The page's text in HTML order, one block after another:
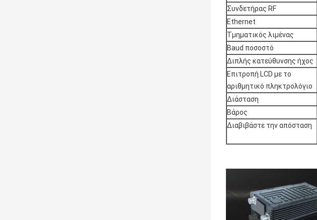
Συνδετήρας RF
Ethernet
Τμηματικός λιμένας
Baud ποσοστό
Διπλής κατεύθυνσης ήχος
Επιτροπή LCD με το
αριθμητικό πληκτρολόγιο
Διάσταση
Βάρος
Διαβιβάστε την απόσταση